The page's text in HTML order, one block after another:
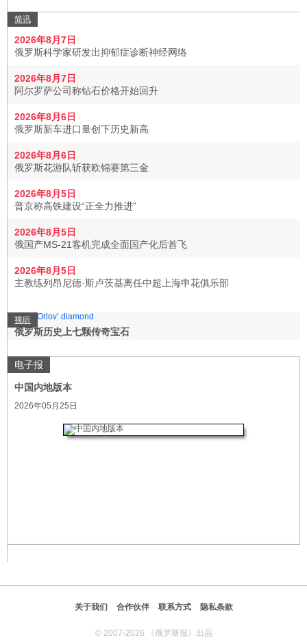
简讯
2026年8月7日
俄罗斯科学家研发出抑郁症诊断神经网络
2026年8月7日
阿尔罗萨公司称钻石价格开始回升
2026年8月6日
俄罗斯新车进口量创下历史新高
2026年8月6日
俄罗斯花游队斩获欧锦赛第三金
2026年8月5日
普京称高铁建设“正全力推进”
2026年8月5日
俄国产MS-21客机完成全面国产化后首飞
2026年8月5日
主教练列昂尼德·斯卢茨基离任中超上海申花俱乐部
视听
俄罗斯历史上七颗传奇宝石
电子报
中国内地版本
2026年05月25日
关于我们 合作伙伴 联系方式 隐私条款
© 2007-2026 《俄罗斯报》出品